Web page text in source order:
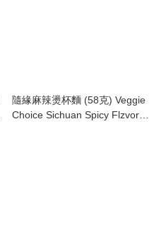
隨緣麻辣燙杯麵 (58克) Veggie
Choice Sichuan Spicy Flzvor